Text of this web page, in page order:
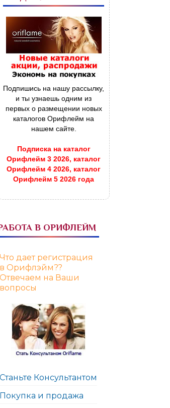
Подпишись на нашу рассылку,
и ты узнаешь одним из
первых о размещении новых
каталогов Орифлейм на
нашем сайте.
Подписка на каталог
Орифлейм 3 2026, каталог
Орифлейм 4 2026, каталог
Орифлейм 5 2026 года
В ОРИФЛЕЙМ
Что дает регистрация
в Орифлэйм??
Отвечаем на Ваши
вопросы
Станьте Консультантом
Покупка и продажа